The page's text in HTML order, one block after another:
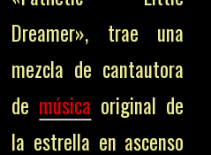
Dreamer», trae una
mezcla de cantautora
de música original de
la estrella en ascenso